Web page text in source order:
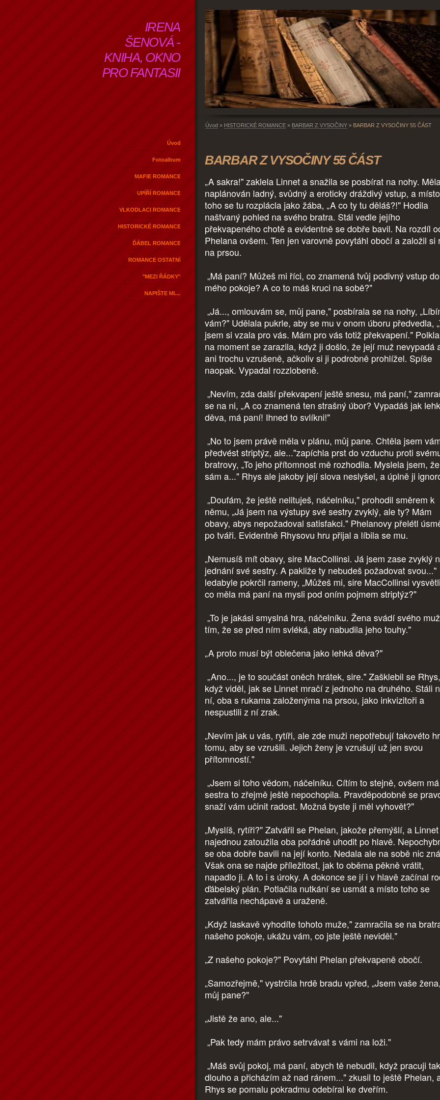
IRENA
ŠENOVÁ -
KNIHA, OKNO
PRO FANTASII
Úvod
Fotoalbum
MAFIE ROMANCE
UPÍŘÍ ROMANCE
VLKODLACI ROMANCE
HISTORICKÉ ROMANCE
ĎÁBEL ROMANCE
ROMANCE OSTATNÍ
"MEZI ŘÁDKY"
NAPIŠTE MI....
Úvod » HISTORICKÉ ROMANCE » BARBAR Z VYSOČINY » BARBAR Z VYSOČINY 55 ČÁST
BARBAR Z VYSOČINY 55 ČÁST
„A sakra!" zaklela Linnet a snažila se posbírat na nohy.
naplánován ladný, svůdný a eroticky dráždivý vstup, a místo
toho se tu rozplácla jako žába, „A co ty tu děláš?!" Hodila
naštvaný pohled na svého bratra. Stál vedle jejího
překvapeného chotě a evidentně se dobře bavil. Na rozdíl
Phelana ovšem. Ten jen varovně povytáhl obočí a založil si
na prsou.
„Má paní? Můžeš mi říci, co znamená tvůj podivný vstup do
mého pokoje? A co to máš kruci na sobě?"
„Já..., omlouvám se, můj pane," posbírala se na nohy,
vám?" Udělala pukrle, aby se mu v onom úboru předvedla,
jsem si vzala pro vás. Mám pro vás totiž překvapení."
na moment se zarazila, když ji došlo, že její muž nevypadá
ani trochu vzrušeně, ačkoliv si ji podrobně prohlížel. Spíše
naopak. Vypadal rozzlobeně.
„Nevím, zda další překvapení ještě snesu, má paní,"
se na ni, „A co znamená ten strašný úbor? Vypadáš jak
děva, má paní! Ihned to svlíkni!"
„No to jsem právě měla v plánu, můj pane. Chtěla jsem
předvést striptýz, ale..."zapíchla prst do vzduchu proti
bratrovy, „To jeho přítomnost mě rozhodila. Myslela jsem,
sám a..." Rhys ale jakoby její slova neslyšel, a úplně ji
„Doufám, že ještě nelituješ, náčelníku," prohodil směrem k
němu, „Já jsem na výstupy své sestry zvyklý, ale ty? Mám
obavy, abys nepožadoval satisfakci." Phelanovy přelétl
po tváři. Evidentně Rhysovu hru přijal a líbila se mu.
„Nemusíš mít obavy, sire MacCollinsi. Já jsem zase zvyklý
jednání své sestry. A pakliže ty nebudeš požadovat svou..."
ledabyle pokrčil rameny, „Můžeš mi, sire MacCollinsi
co měla má paní na mysli pod oním pojmem striptýz?"
„To je jakási smyslná hra, náčelníku. Žena svádí svého
tím, že se před ním svléká, aby nabudila jeho touhy."
„A proto musí být oblečena jako lehká děva?"
„Ano..., je to součást oněch hrátek, sire." Zašklebil se Rhys,
když viděl, jak se Linnet mračí z jednoho na druhého. Stáli
ní, oba s rukama založenýma na prsou, jako inkvizitoři a
nespustili z ní zrak.
„Nevím jak u vás, rytíři, ale zde muži nepotřebují takovéto
tomu, aby se vzrušili. Jejich ženy je vzrušují už jen svou
přítomností."
„Jsem si toho vědom, náčelníku. Cítím to stejně, ovšem má
sestra to zřejmě ještě nepochopila. Pravděpodobně se
snaží vám učinit radost. Možná byste ji měl vyhovět?"
„Myslíš, rytíři?" Zatvářil se Phelan, jakože přemýšlí, a Linnet
najednou zatoužila oba pořádně uhodit po hlavě.
se oba dobře bavili na její konto. Nedala ale na sobě nic
Však ona se najde příležitost, jak to oběma pěkně vrátit,
napadlo ji. A to i s úroky. A dokonce se jí i v hlavě začínal
ďábelský plán. Potlačila nutkání se usmát a místo toho se
zatvářila nechápavě a uraženě.
„Když laskavě vyhodíte tohoto muže," zamračila se na
našeho pokoje, ukážu vám, co jste ještě neviděl."
„Z našeho pokoje?" Povytáhl Phelan překvapeně obočí.
„Samozřejmě," vystrčila hrdě bradu vpřed, „Jsem vaše žena,
můj pane?"
„Jistě že ano, ale..."
„Pak tedy mám právo setrvávat s vámi na loži."
„Máš svůj pokoj, má paní, abych tě nebudil, když pracuji tak
dlouho a přicházím až nad ránem..." zkusil to ještě Phelan,
Rhys se pomalu pokradmu odebíral ke dveřím.